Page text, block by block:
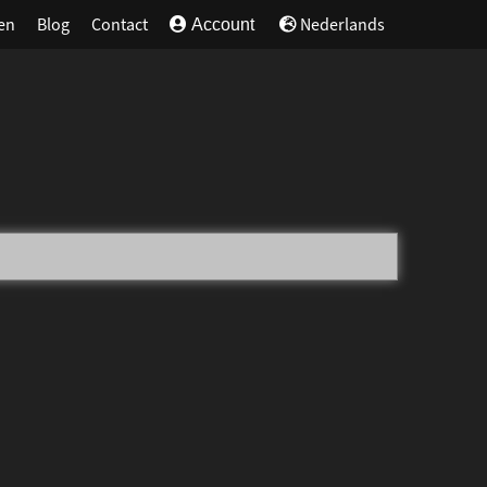
Blog Contact Account Nederlands